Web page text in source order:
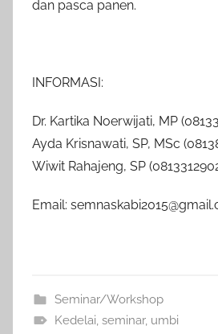
dan pasca panen.
INFORMASI:
Dr. Kartika Noerwijati, MP
Ayda Krisnawati, SP, MSc
Wiwit Rahajeng, SP
Email:
Seminar/Workshop
Kedelai seminar, umbi